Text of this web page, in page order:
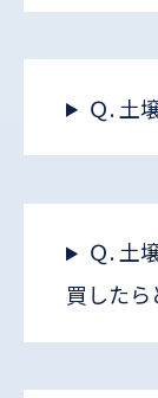
Ｑ. 土
Ｑ. 土
買した